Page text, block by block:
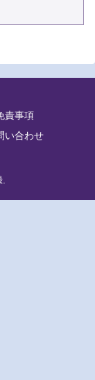
責事項
い合わせ
.